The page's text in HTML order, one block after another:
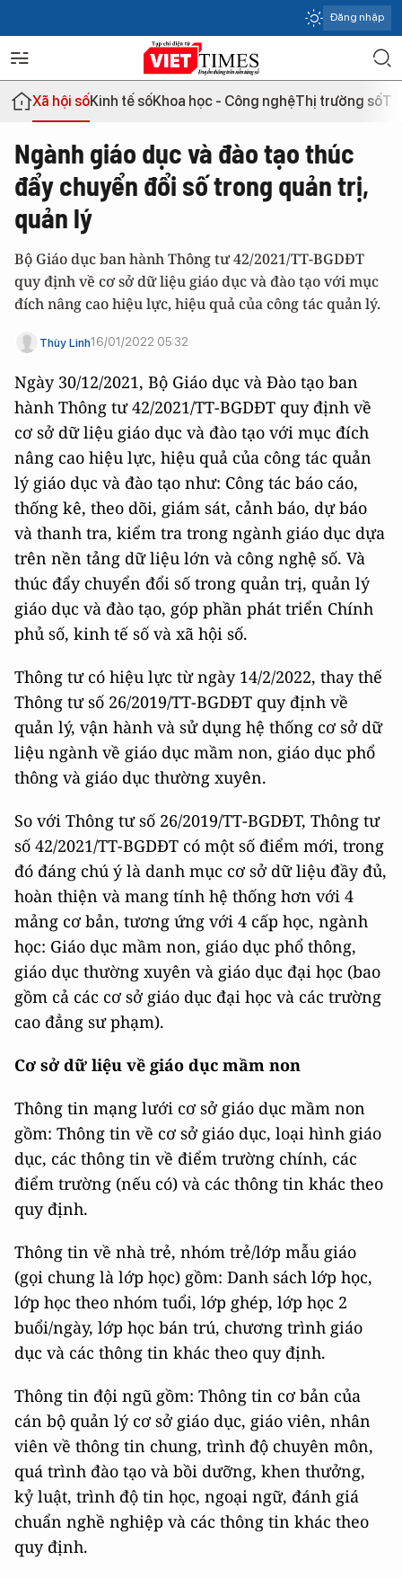
Đăng nhập
Xã hội sốKinh tế sốKhoa học - Công nghệThị trường số
Ngành giáo dục và đào tạo thúc
đẩy chuyển đổi số trong quản trị,
quản lý
Bộ Giáo dục ban hành Thông tư 42/2021/TT-BGDĐT
quy định về cơ sở dữ liệu giáo dục và đào tạo với mục
đích nâng cao hiệu lực, hiệu quả của công tác quản lý.
Thùy Linh16/01/2022 05:32
Ngày 30/12/2021, Bộ Giáo dục và Đào tạo ban
hành Thông tư 42/2021/TT-BGDĐT quy định về
cơ sở dữ liệu giáo dục và đào tạo với mục đích
nâng cao hiệu lực, hiệu quả của công tác quản
lý giáo dục và đào tạo như: Công tác báo cáo,
thống kê, theo dõi, giám sát, cảnh báo, dự báo
và thanh tra, kiểm tra trong ngành giáo dục dựa
trên nền tảng dữ liệu lớn và công nghệ số. Và
thúc đẩy chuyển đổi số trong quản trị, quản lý
giáo dục và đào tạo, góp phần phát triển Chính
phủ số, kinh tế số và xã hội số.
Thông tư có hiệu lực từ ngày 14/2/2022, thay thế
Thông tư số 26/2019/TT-BGDĐT quy định về
quản lý, vận hành và sử dụng hệ thống cơ sở dữ
liệu ngành về giáo dục mầm non, giáo dục phổ
thông và giáo dục thường xuyên.
So với Thông tư số 26/2019/TT-BGDĐT, Thông tư
số 42/2021/TT-BGDĐT có một số điểm mới, trong
đó đáng chú ý là danh mục cơ sở dữ liệu đầy đủ,
hoàn thiện và mang tính hệ thống hơn với 4
mảng cơ bản, tương ứng với 4 cấp học, ngành
học: Giáo dục mầm non, giáo dục phổ thông,
giáo dục thường xuyên và giáo dục đại học (bao
gồm cả các cơ sở giáo dục đại học và các trường
cao đẳng sư phạm).
Cơ sở dữ liệu về giáo dục mầm non
Thông tin mạng lưới cơ sở giáo dục mầm non
gồm: Thông tin về cơ sở giáo dục, loại hình giáo
dục, các thông tin về điểm trường chính, các
điểm trường (nếu có) và các thông tin khác theo
quy định.
Thông tin về nhà trẻ, nhóm trẻ/lớp mẫu giáo
(gọi chung là lớp học) gồm: Danh sách lớp học,
lớp học theo nhóm tuổi, lớp ghép, lớp học 2
buổi/ngày, lớp học bán trú, chương trình giáo
dục và các thông tin khác theo quy định.
Thông tin đội ngũ gồm: Thông tin cơ bản của
cán bộ quản lý cơ sở giáo dục, giáo viên, nhân
viên về thông tin chung, trình độ chuyên môn,
quá trình đào tạo và bồi dưỡng, khen thưởng,
kỷ luật, trình độ tin học, ngoại ngữ, đánh giá
chuẩn nghề nghiệp và các thông tin khác theo
quy định.